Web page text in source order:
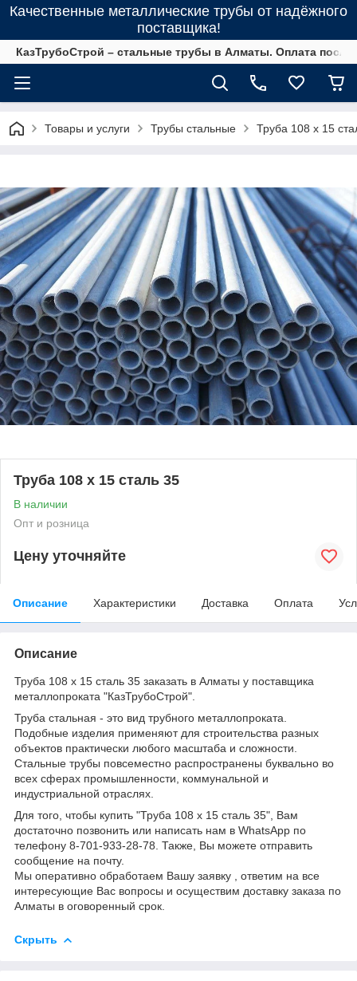
Качественные металлические трубы от надёжного
поставщика!
КазТрубоСтрой – стальные трубы в Алматы. Оплата
Товары и услуги Трубы стальные Труба 108 х 15
Труба 108 х 15 сталь 35
В наличии
Опт и розница
Цену уточняйте
Описание Характеристики Доставка Оплата
Описание
Труба 108 х 15 сталь 35 заказать в Алматы у поставщика
металлопроката "КазТрубоСтрой".
Труба стальная - это вид трубного металлопроката.
Подобные изделия применяют для строительства разных
объектов практически любого масштаба и сложности.
Стальные трубы повсеместно распространены буквально во
всех сферах промышленности, коммунальной и
индустриальной отраслях.
Для того, чтобы купить "Труба 108 х 15 сталь 35", Вам
достаточно позвонить или написать нам в WhatsApp по
телефону 8-701-933-28-78. Также, Вы можете отправить
сообщение на почту.
Мы оперативно обработаем Вашу заявку , ответим на все
интересующие Вас вопросы и осуществим доставку заказа по
Алматы в оговоренный срок.
Скрыть